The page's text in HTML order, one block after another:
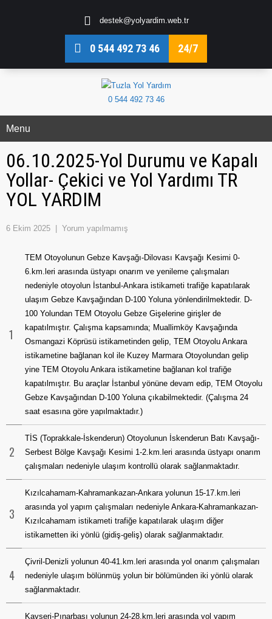
destek@yolyardim.web.tr
0 544 492 73 46 24/7
0 544 492 73 46
Menu
06.10.2025-Yol Durumu ve Kapalı
Yollar- Çekici ve Yol Yardımı TR
YOL YARDIM
6 Ekim 2025 Yorum yapılmamış
1
TEM Otoyolunun Gebze Kavşağı-Dilovası Kavşağı Kesimi 0-
6.km.leri arasında üstyapı onarım ve yenileme çalışmaları
nedeniyle otoyolun İstanbul-Ankara istikameti trafiğe kapatılarak
ulaşım Gebze Kavşağından D-100 Yoluna yönlendirilmektedir. D-
100 Yolundan TEM Otoyolu Gebze Gişelerine girişler de
kapatılmıştır. Çalışma kapsamında; Muallimköy Kavşağında
Osmangazi Köprüsü istikametinden gelip, TEM Otoyolu Ankara
istikametine bağlanan kol ile Kuzey Marmara Otoyolundan gelip
yine TEM Otoyolu Ankara istikametine bağlanan kol trafiğe
kapatılmıştır. Bu araçlar İstanbul yönüne devam edip, TEM Otoyolu
Gebze Kavşağından D-100 Yoluna çıkabilmektedir. (Çalışma 24
saat esasına göre yapılmaktadır.)
2
TİS (Toprakkale-İskenderun) Otoyolunun İskenderun Batı Kavşağı-
Serbest Bölge Kavşağı Kesimi 1-2.km.leri arasında üstyapı onarım
çalışmaları nedeniyle ulaşım kontrollü olarak sağlanmaktadır.
3
Kızılcahamam-Kahramankazan-Ankara yolunun 15-17.km.leri
arasında yol yapım çalışmaları nedeniyle Ankara-Kahramankazan-
Kızılcahamam istikameti trafiğe kapatılarak ulaşım diğer
istikametten iki yönlü (gidiş-geliş) olarak sağlanmaktadır.
4
Çivril-Denizli yolunun 40-41.km.leri arasında yol onarım çalışmaları
nedeniyle ulaşım bölünmüş yolun bir bölümünden iki yönlü olarak
sağlanmaktadır.
Kayseri-Pınarbaşı yolunun 24-28.km.leri arasında yol yapım